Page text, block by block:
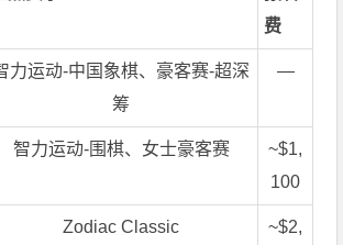
费
力运动-中国象棋、豪客赛-超深
筹
—
智力运动-围棋、女士豪客赛
~$1,
100
Zodiac Classic
~$2,